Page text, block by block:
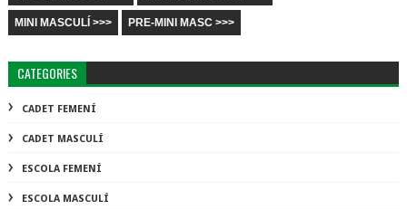
MINI MASCULÍ >>> PRE-MINI MASC >>>
CATEGORIES
CADET FEMENÍ
CADET MASCULÍ
ESCOLA FEMENÍ
ESCOLA MASCULÍ